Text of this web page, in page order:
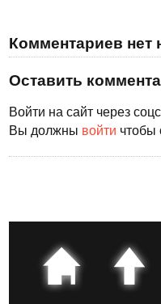
Комментариев нет
Оставить
Войти на сайт через
Вы должны войти чтобы